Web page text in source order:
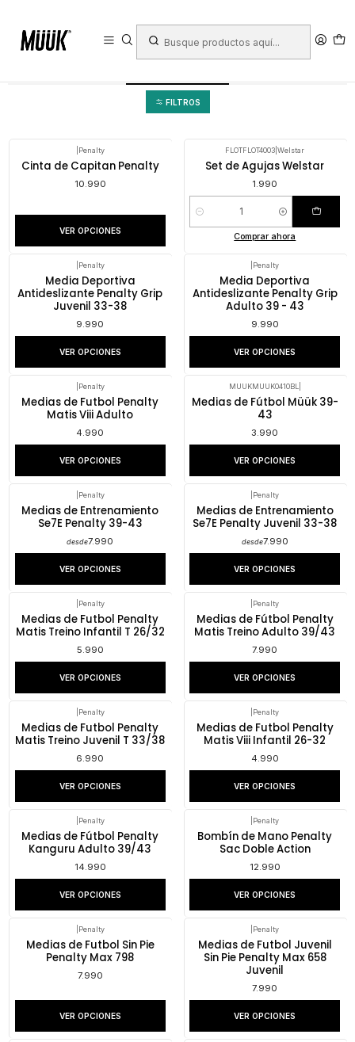
Accesorios
FILTROS
Penalty
Cinta de Capitan Penalty
10.990
VER OPCIONES
FLOTFLOT4003 |Welstar
Set de Agujas Welstar
1.990
Cantidad
Comprar ahora
Penalty
Media Deportiva
Antideslizante Penalty Grip
Juvenil 33-38
9.990
VER OPCIONES
Penalty
Media Deportiva
Antideslizante Penalty Grip
Adulto 39 - 43
9.990
VER OPCIONES
Penalty
Medias de Futbol Penalty
Matis Viii Adulto
4.990
VER OPCIONES
MUUKMUUK0410BL
Medias de Fútbol Müük 39-
43
3.990
VER OPCIONES
Penalty
Medias de Entrenamiento
Se7E Penalty 39-43
desde7.990
VER OPCIONES
Penalty
Medias de Entrenamiento
Se7E Penalty Juvenil 33-38
desde7.990
VER OPCIONES
Penalty
Medias de Futbol Penalty
Matis Treino Infantil T 26/32
5.990
VER OPCIONES
Penalty
Medias de Fútbol Penalty
Matis Treino Adulto 39/43
7.990
VER OPCIONES
Penalty
Medias de Futbol Penalty
Matis Treino Juvenil T 33/38
6.990
VER OPCIONES
Penalty
Medias de Futbol Penalty
Matis Viii Infantil 26-32
4.990
VER OPCIONES
Penalty
Medias de Fútbol Penalty
Kanguru Adulto 39/43
14.990
VER OPCIONES
Penalty
Bombín de Mano Penalty
Sac Doble Action
12.990
VER OPCIONES
Penalty
Medias de Futbol Sin Pie
Penalty Max 798
7.990
VER OPCIONES
Penalty
Medias de Futbol Juvenil
Sin Pie Penalty Max 658
Juvenil
7.990
VER OPCIONES